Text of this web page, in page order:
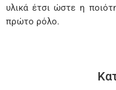
υλικά έτσι ώστε η
πρώτο ρόλο.